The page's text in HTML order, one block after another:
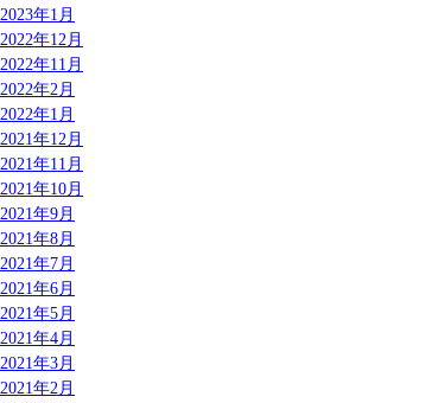
2023年1月
2022年12月
2022年11月
2022年2月
2022年1月
2021年12月
2021年11月
2021年10月
2021年9月
2021年8月
2021年7月
2021年6月
2021年5月
2021年4月
2021年3月
2021年2月